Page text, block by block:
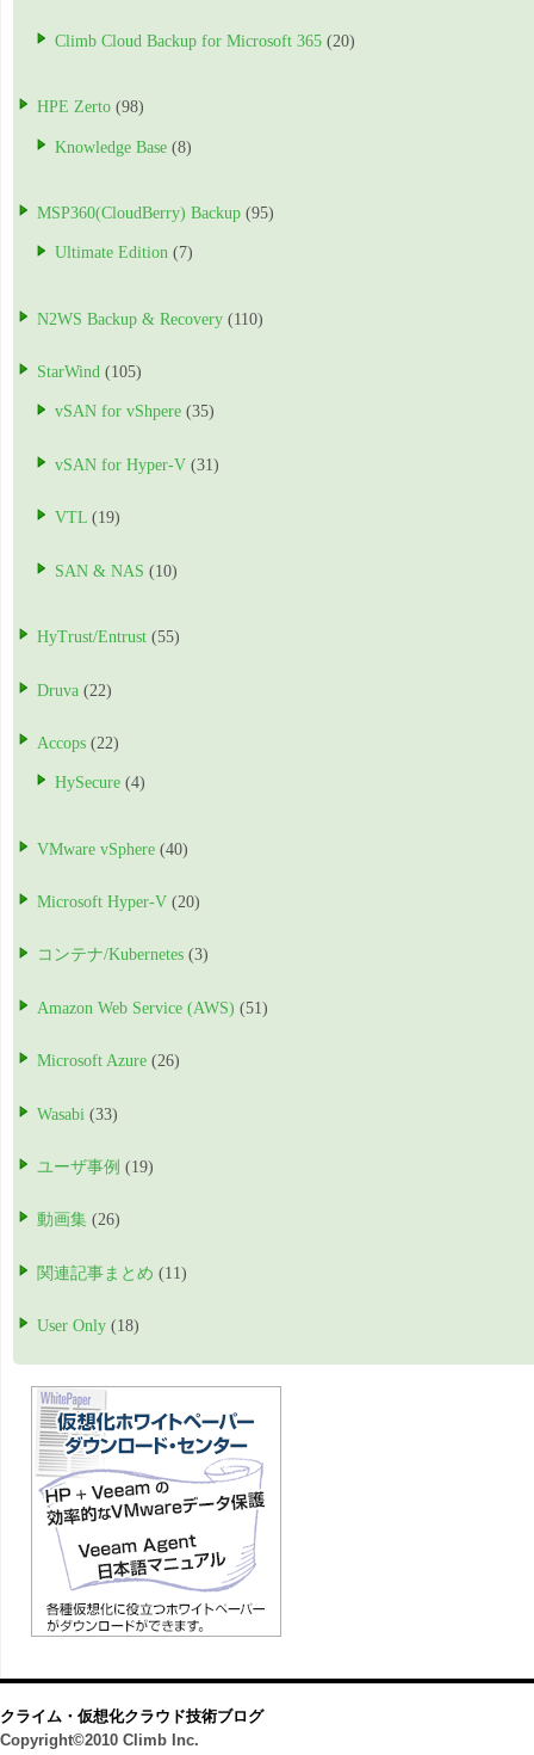
Climb Cloud Backup for Microsoft 365 (20)
HPE Zerto (98)
Knowledge Base (8)
MSP360(CloudBerry) Backup (95)
Ultimate Edition (7)
N2WS Backup & Recovery (110)
StarWind (105)
vSAN for vShpere (35)
vSAN for Hyper-V (31)
VTL (19)
SAN & NAS (10)
HyTrust/Entrust (55)
Druva (22)
Accops (22)
HySecure (4)
VMware vSphere (40)
Microsoft Hyper-V (20)
コンテナ/Kubernetes (3)
Amazon Web Service (AWS) (51)
Microsoft Azure (26)
Wasabi (33)
ユーザ事例 (19)
動画集 (26)
関連記事まとめ (11)
User Only (18)
クライム・仮想化クラウド技術ブログ
Copyright©2010 Climb Inc.